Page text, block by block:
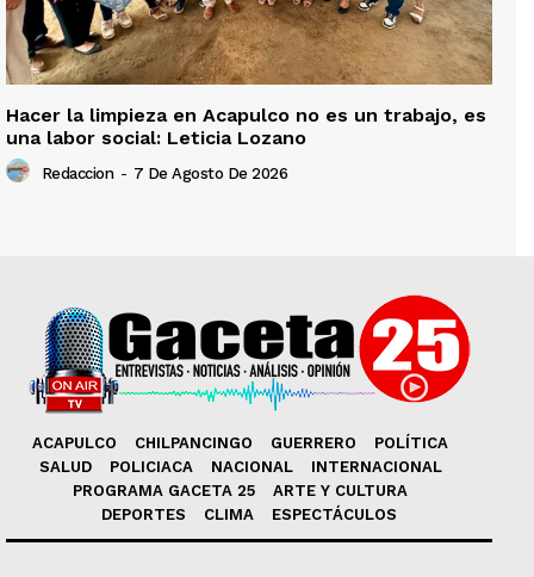
Hacer la limpieza en Acapulco no es un trabajo, es
una labor social: Leticia Lozano
Redaccion - 7 De Agosto De 2026
ACAPULCO CHILPANCINGO GUERRERO
POLÍTICA
SALUD
POLICIACA NACIONAL
INTERNACIONAL
PROGRAMA GACETA 25
ARTE Y CULTURA
DEPORTES
CLIMA ESPECTÁCULOS